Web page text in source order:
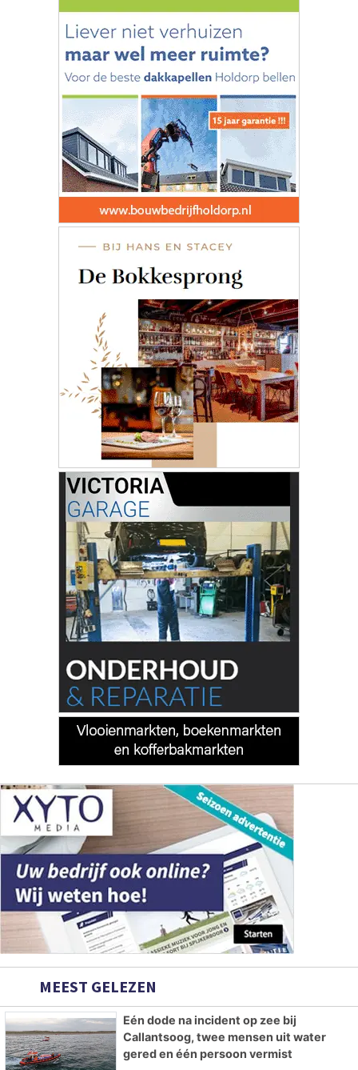
MEEST GELEZEN
Eén dode na incident op zee bij
Callantsoog, twee mensen uit water
gered en één persoon vermist